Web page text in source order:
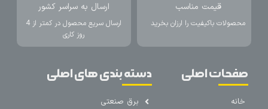
قیمت مناسب
محصولات باکیفیت را ارزان بخرید
ارسال به سراسر کشور
ارسال سریع محصول در کمتر از 4
روز کاری
صفحات اصلی
خانه
دسته بندی های اصلی
برق صنعتی